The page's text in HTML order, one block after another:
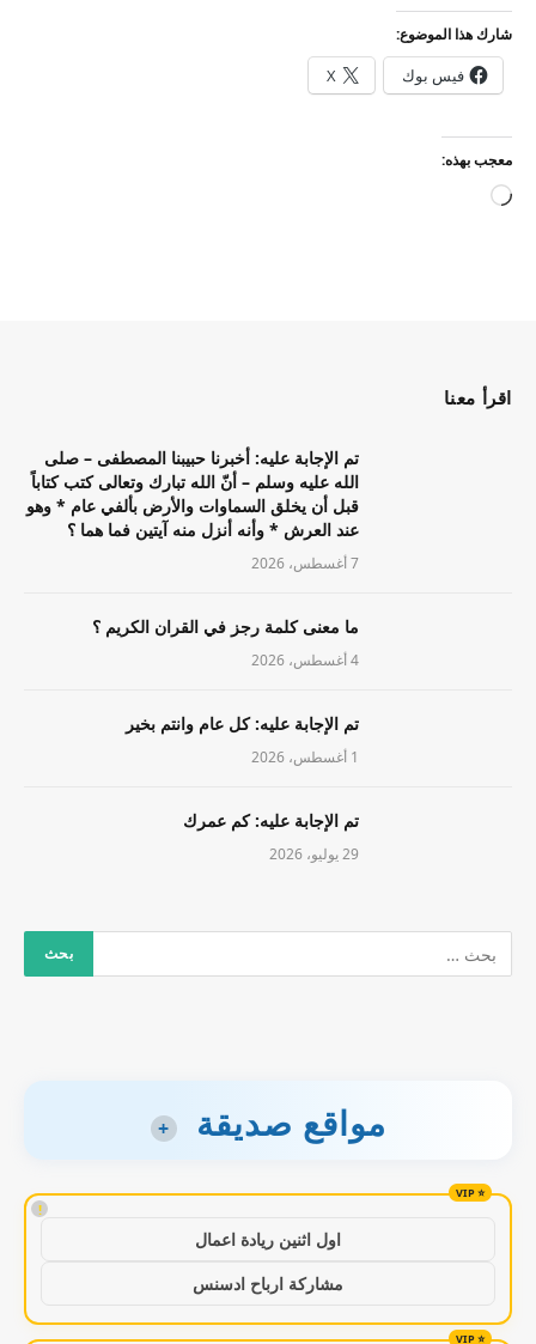
شارك هذا الموضوع:
فيس بوك X
معجب بهذه:
جاري
اقرأ معنا
تم الإجابة عليه: أخبرنا حبيبنا المصطفى – صلى
الله عليه وسلم – أنّ الله تبارك وتعالى كتب كتاباً
قبل أن يخلق السماوات والأرض بألفي عام * وهو
عند العرش * وأنه أنزل منه آيتين فما هما ؟
7 أغسطس، 2026
ما معنى كلمة رجز في القران الكريم ؟
4 أغسطس، 2026
تم الإجابة عليه: كل عام وانتم بخير
1 أغسطس، 2026
تم الإجابة عليه: كم عمرك
29 يوليو، 2026
مواقع صديقة +
!
اول اثنين ريادة اعمال
مشاركة ارباح ادسنس